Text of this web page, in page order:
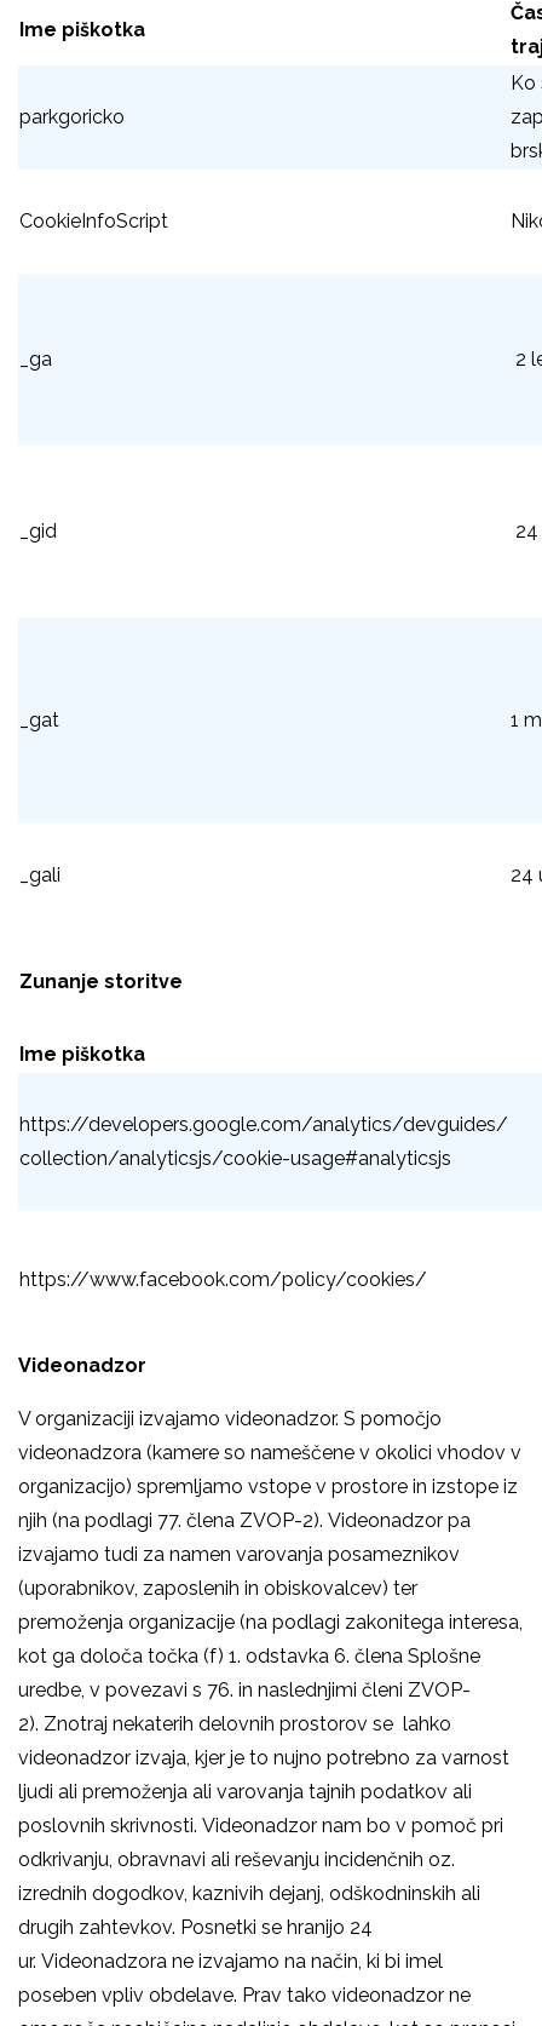
Ime piškotka
parkgoricko
Ko
CookieInfoScript
_ga 2
_gid 24
_gat 1
_gali 24
Zunanje storitve
Ime piškotka
https://developers.google.com/analytics/devguides/
collection/analyticsjs/cookie-usage#analyticsjs
https://www.facebook.com/policy/cookies/
Videonadzor
V organizaciji izvajamo videonadzor. S pomočjo
videonadzora (kamere so nameščene v okolici vhodov v
organizacijo) spremljamo vstope v prostore in izstope iz
njih (na podlagi 77. člena ZVOP-2). Videonadzor pa
izvajamo tudi za namen varovanja posameznikov
(uporabnikov, zaposlenih in obiskovalcev) ter
premoženja organizacije (na podlagi zakonitega interesa,
kot ga določa točka (f) 1. odstavka 6. člena Splošne
uredbe, v povezavi s 76. in naslednjimi členi ZVOP-
2). Znotraj nekaterih delovnih prostorov se lahko
videonadzor izvaja, kjer je to nujno potrebno za varnost
ljudi ali premoženja ali varovanja tajnih podatkov ali
poslovnih skrivnosti. Videonadzor nam bo v pomoč pri
odkrivanju, obravnavi ali reševanju incidenčnih oz.
izrednih dogodkov, kaznivih dejanj, odškodninskih ali
drugih zahtevkov. Posnetki se hranijo 24
ur. Videonadzora ne izvajamo na način, ki bi imel
poseben vpliv obdelave. Prav tako videonadzor ne